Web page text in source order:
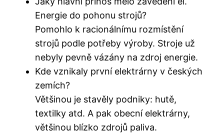
Energie do pohonu strojů?
Pomohlo k racionálnímu rozmístění
strojů podle potřeby výroby. Stroje už
nebyly pevně vázány na zdroj energie.
Kde vznikaly první elektrárny v českých
zemích?
Většinou je stavěly podniky: hutě,
textilky atd. A pak obecní elektrárny,
většinou blízko zdrojů paliva.